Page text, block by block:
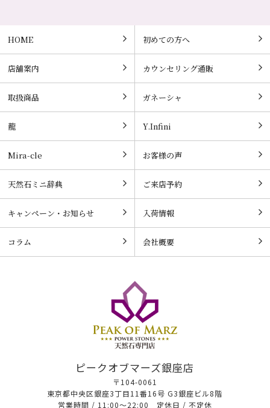
HOME 初めての方へ
店舗案内 カウンセリング通販
取扱商品 ガネーシャ
龍 Y.Infini
Mira-cle お客様の声
天然石ミニ辞典 ご来店予約
キャンペーン・お知らせ 入荷情報
コラム 会社概要
ピークオブマーズ銀座店
〒104-0061
東京都中央区銀座3丁目11番16号 G3銀座ビル8階
営業時間 / 11:00～22:00 定休日 / 不定休